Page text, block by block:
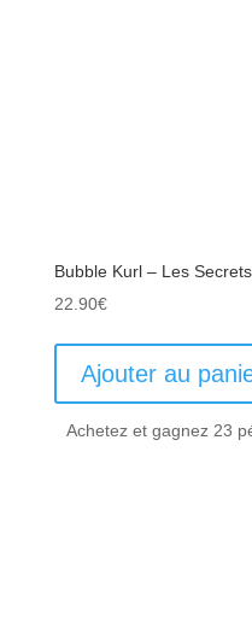
Bubble Kurl – Les
22.90€
Ajouter au
Achetez et gagnez 23